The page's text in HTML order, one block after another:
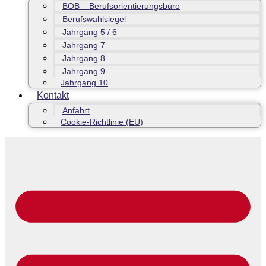
BOB – Berufsorientierungsbüro
Berufswahlsiegel
Jahrgang 5 / 6
Jahrgang 7
Jahrgang 8
Jahrgang 9
Jahrgang 10
Kontakt
Anfahrt
Cookie-Richtlinie (EU)